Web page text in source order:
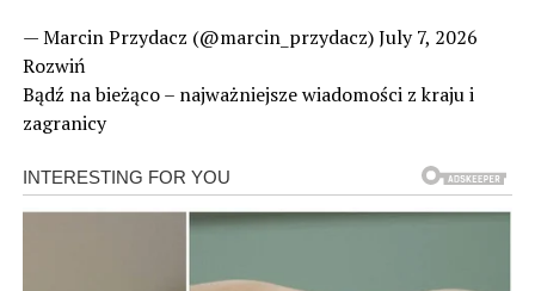
— Marcin Przydacz (@marcin_przydacz) July 7, 2026
Rozwiń
Bądź na bieżąco – najważniejsze wiadomości z kraju i
zagranicy